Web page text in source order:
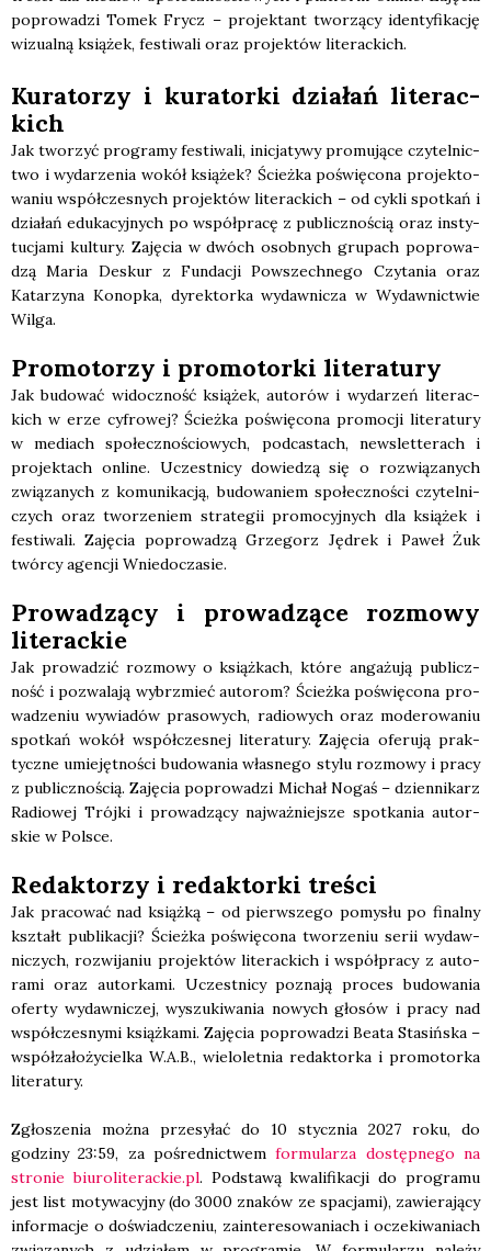
popro­wa­dzi Tomek Frycz – pro­jek­tant two­rzą­cy iden­ty­fi­ka­cję
wizu­al­ną ksią­żek, festi­wa­li oraz pro­jek­tów lite­rac­kich.
Kura­to­rzy i kura­tor­ki dzia­łań lite­rac­
kich
Jak two­rzyć pro­gra­my festi­wa­li, ini­cja­ty­wy pro­mu­ją­ce czy­tel­nic­
two i wyda­rze­nia wokół ksią­żek? Ścież­ka poświę­co­na pro­jek­to­
wa­niu współ­cze­snych pro­jek­tów lite­rac­kich – od cykli spo­tkań i
dzia­łań edu­ka­cyj­nych po współ­pra­cę z publicz­no­ścią oraz insty­
tu­cja­mi kul­tu­ry. Zaję­cia w dwóch osob­nych gru­pach popro­wa­
dzą Maria Deskur z Fun­da­cji Powszech­ne­go Czy­ta­nia oraz
Kata­rzy­na Konop­ka, dyrek­tor­ka wydaw­ni­cza w Wydaw­nic­twie
Wil­ga.
Pro­mo­to­rzy i pro­mo­tor­ki lite­ra­tu­ry
Jak budo­wać widocz­ność ksią­żek, auto­rów i wyda­rzeń lite­rac­
kich w erze cyfro­wej? Ścież­ka poświę­co­na pro­mo­cji lite­ra­tu­ry
w mediach spo­łecz­no­ścio­wych, pod­ca­stach, new­slet­te­rach i
pro­jek­tach onli­ne. Uczest­ni­cy dowie­dzą się o roz­wią­za­nych
zwią­za­nych z komu­ni­ka­cją, budo­wa­niem spo­łecz­no­ści czy­tel­ni­
czych oraz two­rze­niem stra­te­gii pro­mo­cyj­nych dla ksią­żek i
festi­wa­li. Zaję­cia popro­wa­dzą Grze­gorz Jędrek i Paweł Żuk
twór­cy agen­cji Wnie­do­cza­sie.
Pro­wa­dzą­cy i pro­wa­dzą­ce roz­mo­wy
lite­rac­kie
Jak pro­wa­dzić roz­mo­wy o książ­kach, któ­re anga­żu­ją publicz­
ność i pozwa­la­ją wybrzmieć auto­rom? Ścież­ka poświę­co­na pro­
wa­dze­niu wywia­dów pra­so­wych, radio­wych oraz mode­ro­wa­niu
spo­tkań wokół współ­cze­snej lite­ra­tu­ry. Zaję­cia ofe­ru­ją prak­
tycz­ne umie­jęt­no­ści budo­wa­nia wła­sne­go sty­lu roz­mo­wy i pra­cy
z publicz­no­ścią. Zaję­cia popro­wa­dzi Michał Nogaś – dzien­ni­karz
Radio­wej Trój­ki i pro­wa­dzą­cy naj­waż­niej­sze spo­tka­nia autor­
skie w Pol­sce.
Redak­to­rzy i redak­tor­ki tre­ści
Jak pra­co­wać nad książ­ką – od pierw­sze­go pomy­słu po final­ny
kształt publi­ka­cji? Ścież­ka poświę­co­na two­rze­niu serii wydaw­
ni­czych, roz­wi­ja­niu pro­jek­tów lite­rac­kich i współ­pra­cy z auto­
ra­mi oraz autor­ka­mi. Uczest­ni­cy pozna­ją pro­ces budo­wa­nia
ofer­ty wydaw­ni­czej, wyszu­ki­wa­nia nowych gło­sów i pra­cy nad
współ­cze­sny­mi książ­ka­mi. Zaję­cia popro­wa­dzi Beata Sta­siń­ska –
współ­za­ło­ży­ciel­ka W.A.B., wie­lo­let­nia redak­tor­ka i pro­mo­tor­ka
lite­ra­tu­ry.
Zgło­sze­nia moż­na prze­sy­łać do 10 stycz­nia 2027 roku, do
godzi­ny 23:59, za pośred­nic­twemfor­mu­la­rza dostęp­ne­go na
stro­nie biuroliterackie.pl. Pod­sta­wą kwa­li­fi­ka­cji do pro­gra­mu
jest list moty­wa­cyj­ny (do 3000 zna­ków ze spa­cja­mi), zawie­ra­ją­cy
infor­ma­cje o doświad­cze­niu, zain­te­re­so­wa­niach i ocze­ki­wa­niach